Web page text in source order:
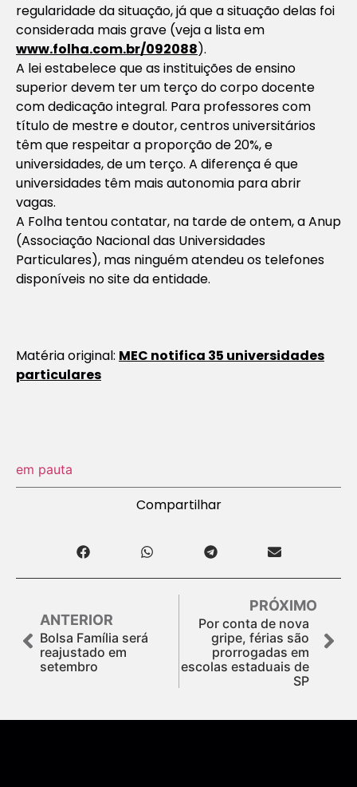
regularidade da situação, já que a situação delas foi
considerada mais grave (veja a lista em
www.folha.com.br/092088).
A lei estabelece que as instituições de ensino
superior devem ter um terço do corpo docente
com dedicação integral. Para professores com
título de mestre e doutor, centros universitários
têm que respeitar a proporção de 20%, e
universidades, de um terço. A diferença é que
universidades têm mais autonomia para abrir
vagas.
A Folha tentou contatar, na tarde de ontem, a Anup
(Associação Nacional das Universidades
Particulares), mas ninguém atendeu os telefones
disponíveis no site da entidade.
Matéria original: MEC notifica 35 universidades
particulares
em pauta
Compartilhar
ANTERIOR
Bolsa Família será
reajustado em
setembro
PRÓXIMO
Por conta de nova
gripe, férias são
prorrogadas em
escolas estaduais de
SP